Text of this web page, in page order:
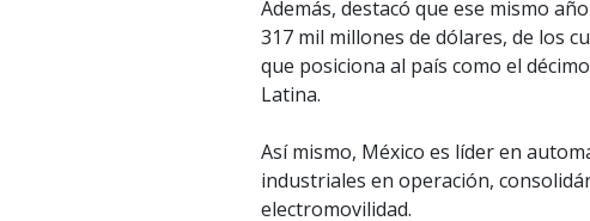
Además, destacó que ese mismo
317 mil millones de dólares, de los
que posiciona al país como el
Latina.
Así mismo, México es líder en
industriales en operación,
electromovilidad.